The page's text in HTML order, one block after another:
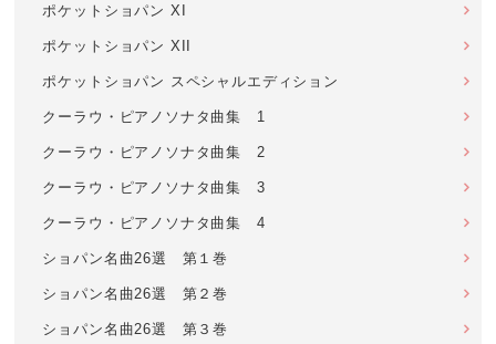
ポケットショパン XI
ポケットショパン XII
ポケットショパン スペシャルエディション
クーラウ・ピアノソナタ曲集 1
クーラウ・ピアノソナタ曲集 2
クーラウ・ピアノソナタ曲集 3
クーラウ・ピアノソナタ曲集 4
ショパン名曲26選 第１巻
ショパン名曲26選 第２巻
ショパン名曲26選 第３巻